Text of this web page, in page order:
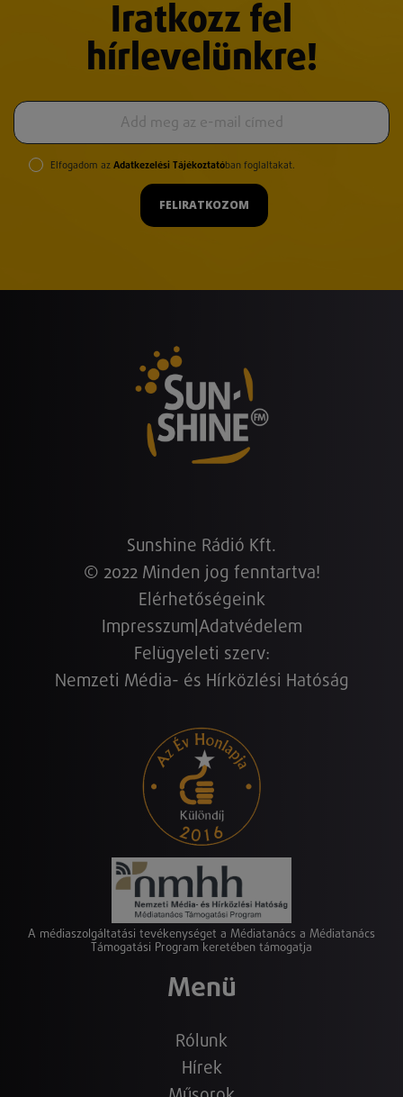
Iratkozz fel
hírlevelünkre!
Elfogadom az Adatkezelési Tájékoztatóban foglaltakat.
FELIRATKOZOM
Sunshine Rádió Kft.
© 2022 Minden jog fenntartva!
Elérhetőségeink
Impresszum Adatvédelem
Felügyeleti szerv:
Nemzeti Média- és Hírközlési Hatóság
A médiaszolgáltatási tevékenységet a Médiatanács a Médiatanács
Támogatási Program keretében támogatja
Menü
Rólunk
Hírek